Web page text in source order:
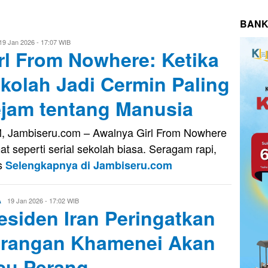
19 Jan 2026 - 17:07 WIB
From Nowhere: Ketika
Jadi Cermin Paling
tentang Manusia
Jambiseru.com – Awalnya Girl From Nowhere
seperti serial sekolah biasa. Seragam rapi,
Selengkapnya di Jambiseru.com
Evo
Kusnady
19 Jan 2026 - 17:02 WIB
Iran Peringatkan
Khamenei Akan